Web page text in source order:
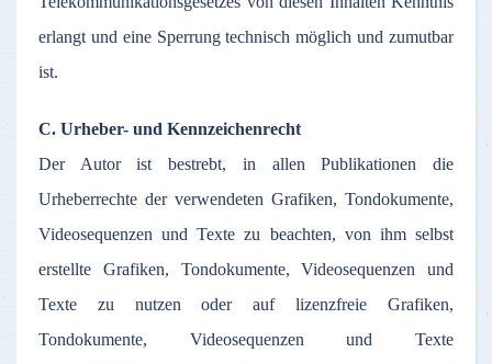
erlangt und eine Sperrung technisch möglich und zumutbar
ist.
C. Urheber- und Kennzeichenrecht
Der Autor ist bestrebt, in allen Publikationen die
Urheberrechte der verwendeten Grafiken, Tondokumente,
Videosequenzen und Texte zu beachten, von ihm selbst
erstellte Grafiken, Tondokumente, Videosequenzen und
Texte zu nutzen oder auf lizenzfreie Grafiken,
Tondokumente, Videosequenzen und Texte